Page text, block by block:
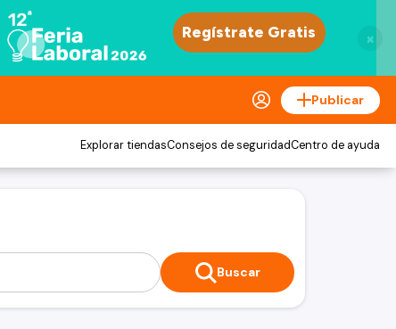
×
Publicar
Explorar tiendasConsejos de seguridadCentro de ayuda
Buscar